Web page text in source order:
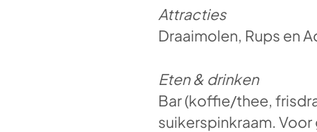
Attracties
Draaimolen, Rups en
Eten & drinken
Bar (koffie/thee,
suikerspinkraam.